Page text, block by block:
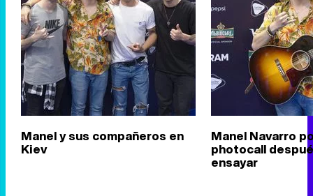
Manel y sus compañeros en
Kiev
Manel Navarro
photocall
ensayar